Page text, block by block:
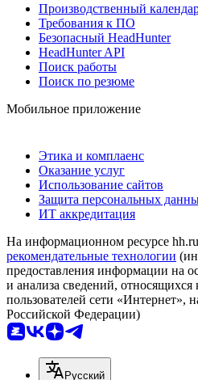
Производственный
Требования к ПО
Безопасный HeadHunter
HeadHunter API
Поиск работы
Поиск по резюме
Мобильное приложение
Этика и комплаенс
Оказание услуг
Использование сайтов
Защита персональных
ИТ аккредитация
На информационном ресурсе hh.ru
рекомендательные технологии
предоставления информации на
и анализа сведений,
пользователей сети «Интернет»,
Российской Федерации)
Русский